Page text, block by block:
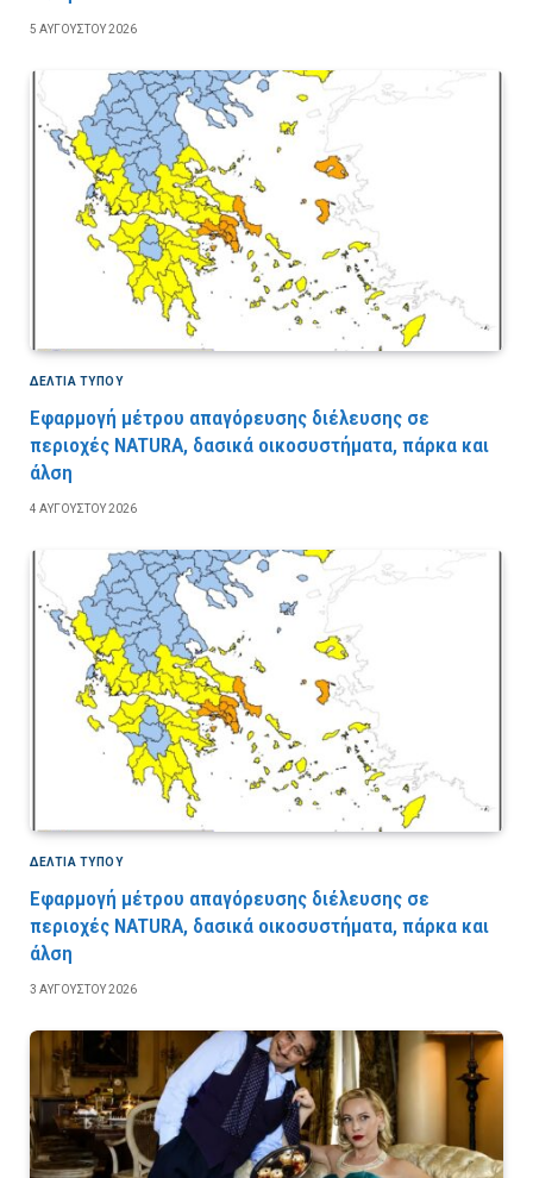
5 ΑΥΓΟΎΣΤΟΥ 2026
ΔΕΛΤΙΑ ΤΥΠΟΥ
Εφαρμογή μέτρου απαγόρευσης διέλευσης σε
περιοχές NATURA, δασικά οικοσυστήματα, πάρκα και
άλση
4 ΑΥΓΟΎΣΤΟΥ 2026
ΔΕΛΤΙΑ ΤΥΠΟΥ
Εφαρμογή μέτρου απαγόρευσης διέλευσης σε
περιοχές NATURA, δασικά οικοσυστήματα, πάρκα και
άλση
3 ΑΥΓΟΎΣΤΟΥ 2026